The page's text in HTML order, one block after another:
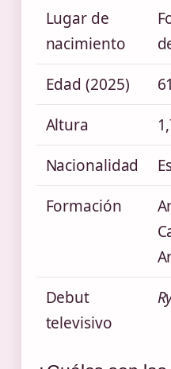
Lugar de
nacimiento
Edad (2025)
Altura
Nacionalidad
Formación
Debut
televisivo